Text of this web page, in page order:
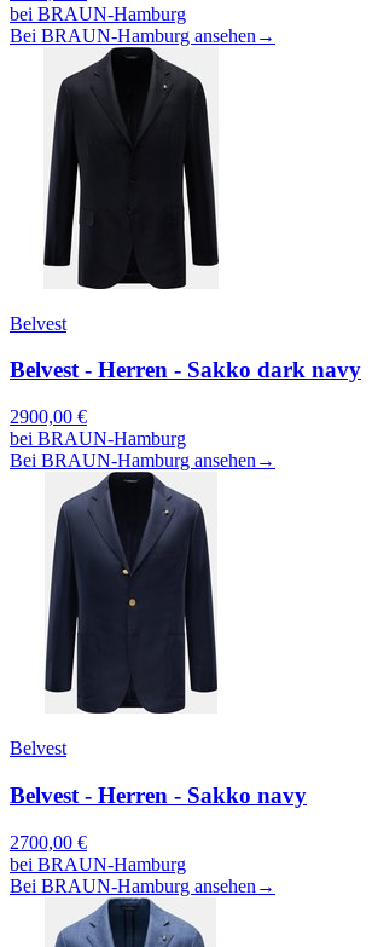
bei BRAUN-Hamburg
Bei BRAUN-Hamburg ansehen →
Belvest
Belvest - Herren - Sakko dark navy
2900,00 €
bei BRAUN-Hamburg
Bei BRAUN-Hamburg ansehen →
Belvest
Belvest - Herren - Sakko navy
2700,00 €
bei BRAUN-Hamburg
Bei BRAUN-Hamburg ansehen →